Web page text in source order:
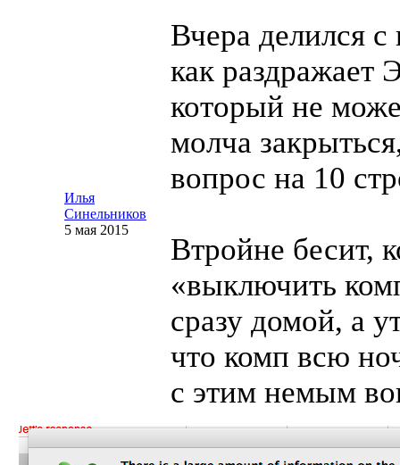
Илья
Синельников
5 мая 2015
Вчера делился с
как раздражает
который не
молча
вопрос на 10
Втройне бесит,
«выключить
сразу домой, а
что комп всю
с этим немым